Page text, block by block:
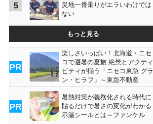
5
災地一番乗りがエラいわけでは
ない
もっと見る
PR
楽しさいっぱい！北海道・ニセ
コで避暑の夏旅 絶景とアクティ
ビティが揃う「ニセコ東急 グラ
ン・ヒラフ」～東急不動産
PR
暑熱対策が義務化される時代に
貼るだけで暑さの変化がわかる
示温シールとは～ファンケル